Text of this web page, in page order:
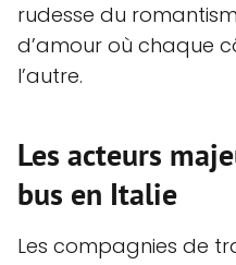
rudesse du
d’amour où chaque
l’autre.
Les acteurs
bus en Italie
Les compagnies de